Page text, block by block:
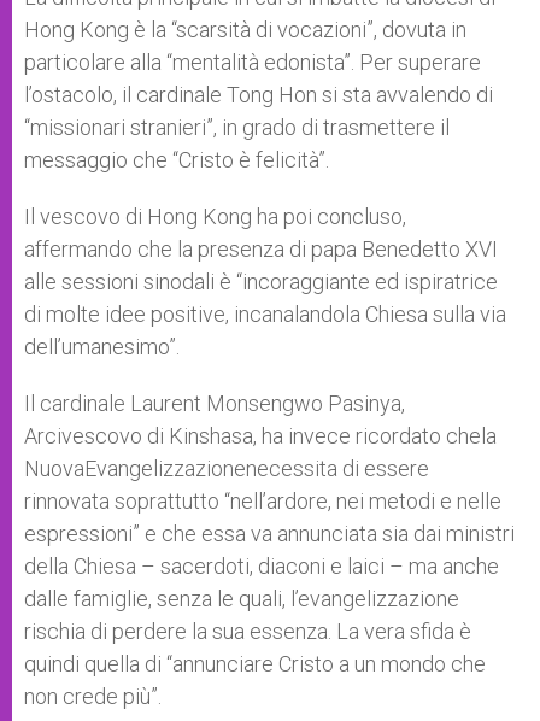
Hong Kong è la “scarsità di vocazioni”, dovuta in
particolare alla “mentalità edonista”. Per superare
l’ostacolo, il cardinale Tong Hon si sta avvalendo di
“missionari stranieri”, in grado di trasmettere il
messaggio che “Cristo è felicità”.
Il vescovo di Hong Kong ha poi concluso,
affermando che la presenza di papa Benedetto XVI
alle sessioni sinodali è “incoraggiante ed ispiratrice
di molte idee positive, incanalandola Chiesa sulla via
dell’umanesimo”.
Il cardinale Laurent Monsengwo Pasinya,
Arcivescovo di Kinshasa, ha invece ricordato chela
NuovaEvangelizzazionenecessita di essere
rinnovata soprattutto “nell’ardore, nei metodi e nelle
espressioni” e che essa va annunciata sia dai ministri
della Chiesa – sacerdoti, diaconi e laici – ma anche
dalle famiglie, senza le quali, l’evangelizzazione
rischia di perdere la sua essenza. La vera sfida è
quindi quella di “annunciare Cristo a un mondo che
non crede più”.